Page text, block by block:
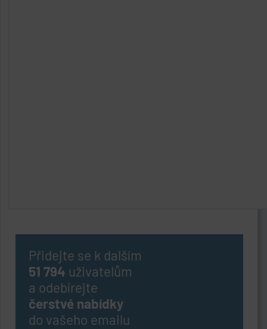
Přidejte se k dalším
51 794 uživatelům
a odebírejte
čerstvé nabídky
do vašeho emailu